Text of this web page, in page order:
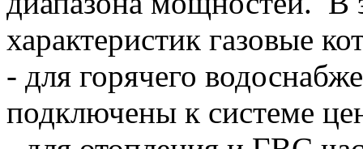
характеристик газовые
- для горячего
подключены к системе